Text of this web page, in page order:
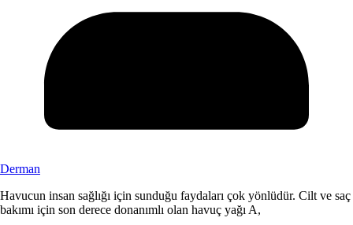
Derman
Havucun insan sağlığı için sunduğu faydaları çok yönlüdür. Cilt ve saç
bakımı için son derece donanımlı olan havuç yağı A,